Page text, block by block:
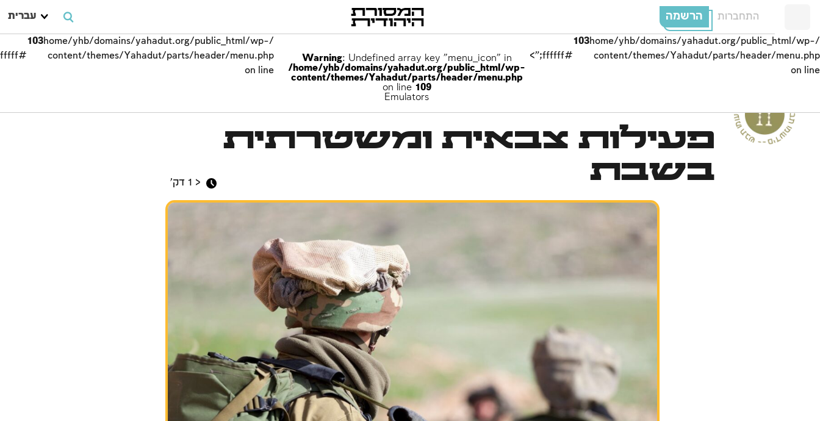
עברית הרשמה התחברות
/home/yhb/domains/yahadut.org/public_html/wp-
content/themes/Yahadut/parts/header/menu.php
on line
103
#ffffff;">
Warning: Undefined array key "menu_icon" in
/home/yhb/domains/yahadut.org/public_html/wp-
content/themes/Yahadut/parts/header/menu.php
on line 109
Emulators
/home/yhb/domains/yahadut.org/public_html/wp-
content/themes/Yahadut/parts/header/menu.php
on line
103
#ffffff;">
--
ש
ב
ת
ו
מ
ו
ע
ד
י
ם
-
ש
בת ומוע
ד
י
ם
-
ש
ב
ת
ומ
וע
ד
ים פעילות צבאית ומשטרתית
בשבת
< 1 דק'